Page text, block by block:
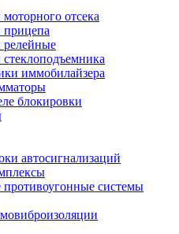
отсека
иммобилайзера
блокировки
автосигнализаций
системы